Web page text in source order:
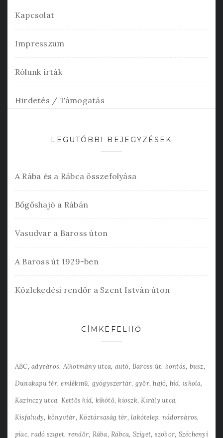
Kapcsolat
Impresszum
Rólunk írták
Hirdetés / Támogatás
LEGUTÓBBI BEJEGYZÉSEK
A Rába és a Rábca összefolyása
Bőgőshajó a Rábán
Vasudvar a Baross úton
A Baross út 1929-ben
Közlekedési rendőr a Szent István úton
CÍMKEFELHŐ
ABC adyváros Alkotmány utca autó Baross út bontás busz
Dunakapu tér emlékmű gyógyszertár győr hajó híd iskola
Kazinczy utca Kettős híd kikötő kioszk Király utca
Kisfaludy könyvtár Köztársaság tér lakótelep nádorváros
piac radó sziget rendőr Rába Rábca Sziget szobor Széchenyi